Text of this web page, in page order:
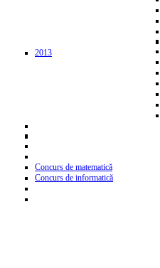
2013
Concurs de matematică
Concurs de informatică